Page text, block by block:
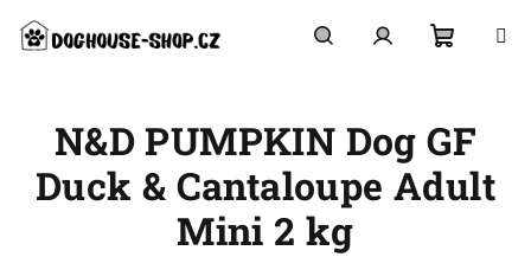
obsah
košík
N&D PUMPKIN Dog GF
Duck & Cantaloupe Adult
Mini 2 kg